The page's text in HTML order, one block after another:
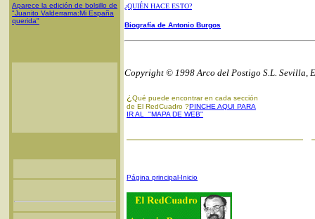
Aparece la edición de bolsillo de
"Juanito Valderrama:Mi España
querida"
¿QUIÉN HACE ESTO?
Biografía de Antonio Burgos
Copyright © 1998 Arco del Postigo S.L. Sevilla,
¿ Qué puede encontrar en cada sección
de El RedCuadro ?PINCHE AQUI PARA
IR AL "MAPA DE WEB"
Página principal-Inicio